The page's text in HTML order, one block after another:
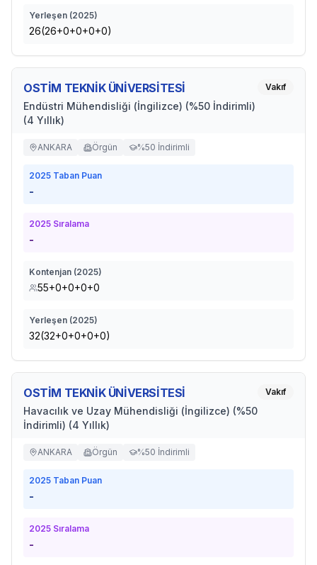
Yerleşen (2025)
26(26+0+0+0+0)
OSTİM TEKNİK ÜNİVERSİTESİ
Endüstri Mühendisliği (İngilizce) (%50 İndirimli)
(4 Yıllık)
Vakıf
ANKARA Örgün %50 İndirimli
2025 Taban Puan
-
2025 Sıralama
-
Kontenjan (2025)
55+0+0+0+0
Yerleşen (2025)
32(32+0+0+0+0)
OSTİM TEKNİK ÜNİVERSİTESİ
Havacılık ve Uzay Mühendisliği (İngilizce) (%50
İndirimli) (4 Yıllık)
Vakıf
ANKARA Örgün %50 İndirimli
2025 Taban Puan
-
2025 Sıralama
-